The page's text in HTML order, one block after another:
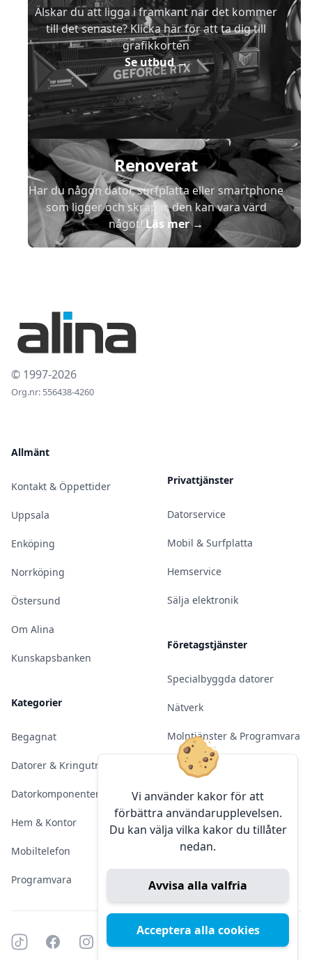
Vi använder kakor för att
förbättra användarupplevelsen.
Du kan välja vilka kakor du tillåter
nedan.
Avvisa alla valfria
Acceptera alla cookies
Älskar du att ligga i framkant när det kommer
till det senaste? Klicka här för att ta dig till
grafikkorten
Se utbud→
Renoverat
Har du någon dator, surfplatta eller smartphone
som ligger och skräpar, den kan vara värd
något!Läs mer→
© 1997-2026
Org.nr: 556438-4260
Allmänt
Kontakt & Öppettider
Uppsala
Enköping
Norrköping
Östersund
Om Alina
Kunskapsbanken
Kategorier
Begagnat
Datorer & Kringutrustning
Datorkomponenter
Hem & Kontor
Mobiltelefon
Programvara
Privattjänster
Datorservice
Mobil & Surfplatta
Hemservice
Sälja elektronik
Företagstjänster
Specialbyggda datorer
Nätverk
Molntjänster & Programvara
Server & Backup
Kameraövervakning
Konferens & Public Display
Sälja elektronik
Tiktok FacebookInstagram